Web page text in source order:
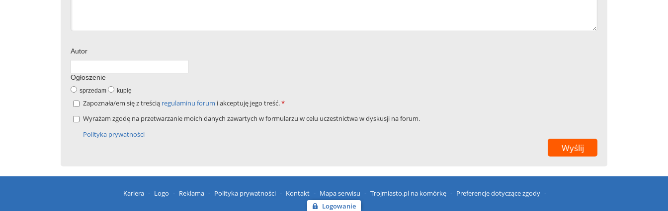
Autor
Ogłoszenie
sprzedam kupię
Zapoznała/em się z treścią regulaminu forum i akceptuję jego treść.*
Wyrażam zgodę na przetwarzanie moich danych zawartych w formularzu w celu uczestnictwa w dyskusji na forum.
Polityka prywatności
Kariera Logo Reklama Polityka prywatności Kontakt Mapa serwisu Trojmiasto.pl na komórkę
Preferencje dotyczące zgody
Logowanie